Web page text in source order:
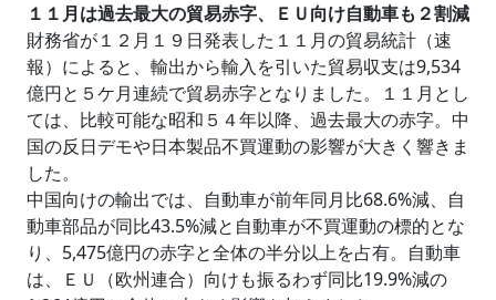
１１月は過去最大の貿易赤字、ＥＵ向け自動車も２割減
財務省が１２月１９日発表した１１月の貿易統計（速
報）によると、輸出から輸入を引いた貿易収支は9,534
億円と５ケ月連続で貿易赤字となりました。１１月とし
ては、比較可能な昭和５４年以降、過去最大の赤字。中
国の反日デモや日本製品不買運動の影響が大きく響きま
した。
中国向けの輸出では、自動車が前年同月比68.6%減、自
動車部品が同比43.5%減と自動車が不買運動の標的とな
り、5,475億円の赤字と全体の半分以上を占有。自動車
は、ＥＵ（欧州連合）向けも振るわず同比19.9%減の